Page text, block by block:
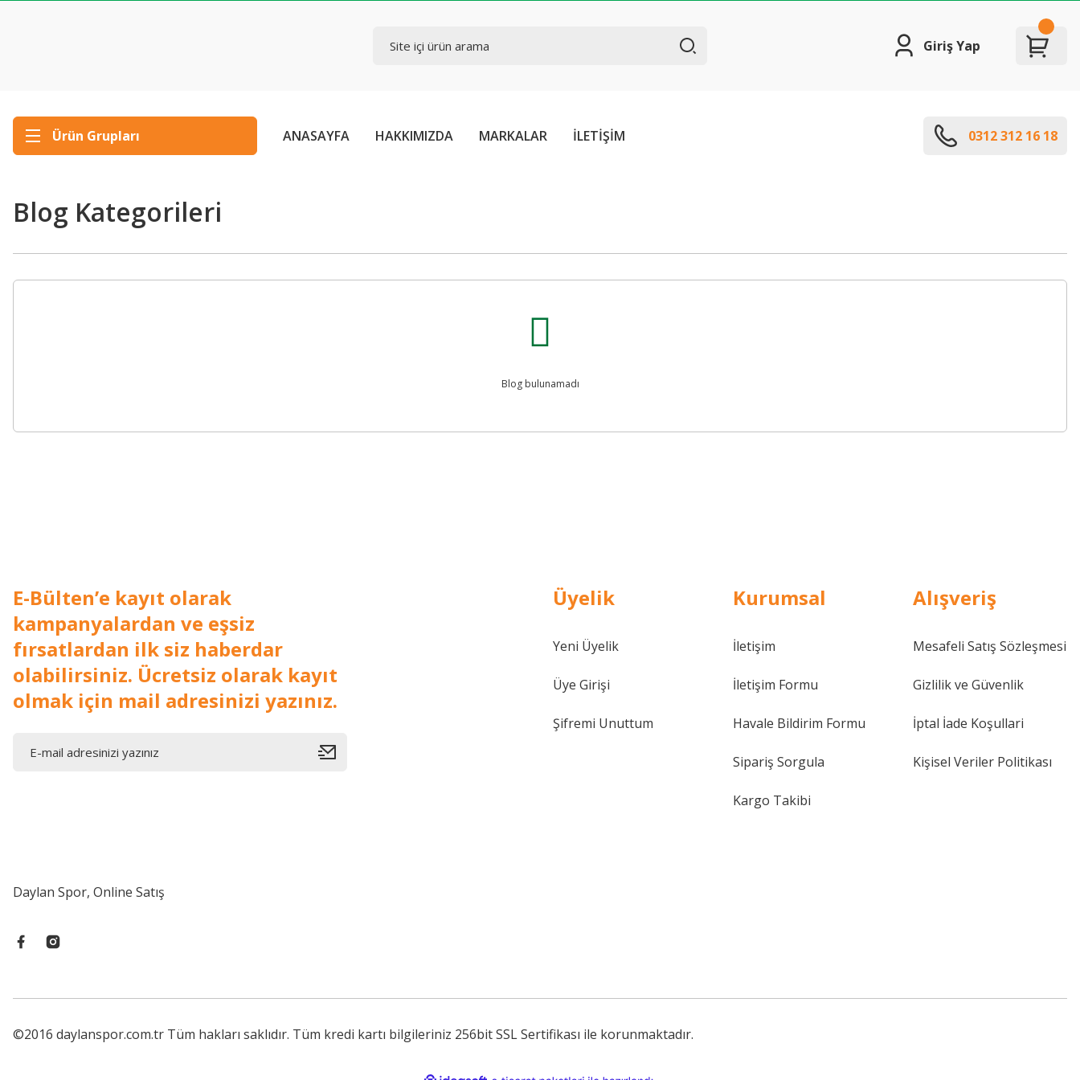
Giriş Yap
Ürün Grupları ANASAYFA HAKKIMIZDA MARKALAR İLETİŞİM 0312 312 16 18
Blog Kategorileri
Blog bulunamadı
E-Bülten’e kayıt olarak
kampanyalardan ve eşsiz
fırsatlardan ilk siz haberdar
olabilirsiniz. Ücretsiz olarak kayıt
olmak için mail adresinizi yazınız.
Daylan Spor, Online Satış
Üyelik
Yeni Üyelik
Üye Girişi
Şifremi Unuttum
Kurumsal
İletişim
İletişim Formu
Havale Bildirim Formu
Sipariş Sorgula
Kargo Takibi
Alışveriş
Mesafeli Satış Sözleşmesi
Gizlilik ve Güvenlik
İptal İade Koşullari
Kişisel Veriler Politikası
©2016 daylanspor.com.tr Tüm hakları saklıdır. Tüm kredi kartı bilgileriniz 256bit SSL Sertifikası ile korunmaktadır.